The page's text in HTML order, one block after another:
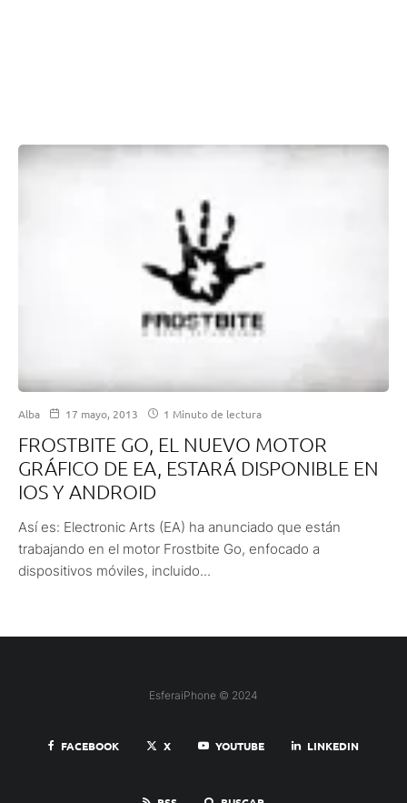
Alba 17 mayo, 2013 1 Minuto de lectura
FROSTBITE GO, EL NUEVO MOTOR
GRÁFICO DE EA, ESTARÁ DISPONIBLE EN
IOS Y ANDROID
Así es: Electronic Arts (EA) ha anunciado que están
trabajando en el motor Frostbite Go, enfocado a
dispositivos móviles, incluido...
EsferaiPhone © 2024
FACEBOOK X YOUTUBE LINKEDIN